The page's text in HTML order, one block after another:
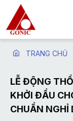
TRANG CHỦ
LỄ ĐỘNG
KHỞI ĐẦU
CHUẨN NGHỈ